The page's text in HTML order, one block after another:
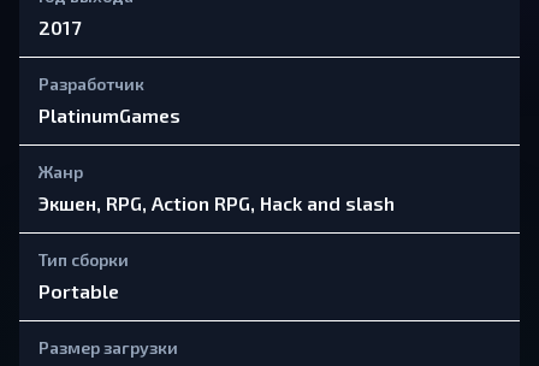
2017
Разработчик
PlatinumGames
Жанр
Экшен, RPG, Action RPG, Hack and slash
Тип сборки
Portable
Размер загрузки